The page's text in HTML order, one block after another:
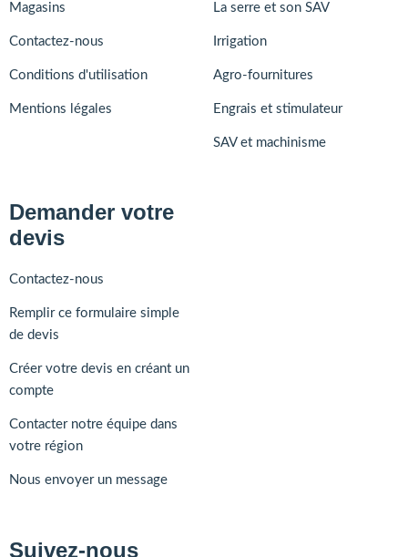
Magasins
Contactez-nous
Conditions d'utilisation
Mentions légales
La serre et son SAV
Irrigation
Agro-fournitures
Engrais et stimulateur
SAV et machinisme
Demander votre
devis
Contactez-nous
Remplir ce formulaire simple
de devis
Créer votre devis en créant un
compte
Contacter notre équipe dans
votre région
Nous envoyer un message
Suivez-nous